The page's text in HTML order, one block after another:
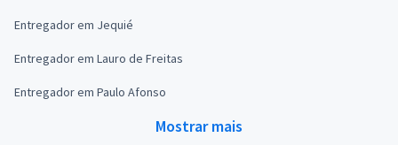
Entregador em Jequié
Entregador em Lauro de Freitas
Entregador em Paulo Afonso
Mostrar mais